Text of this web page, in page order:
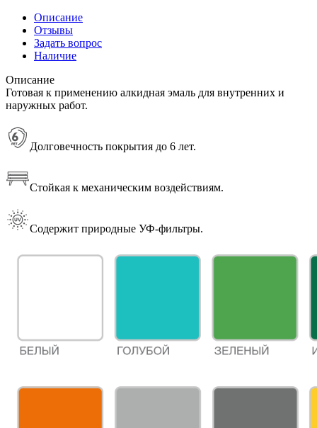
Описание
Отзывы
Задать вопрос
Наличие
Описание
Готовая к применению алкидная эмаль для внутренних и
наружных работ.
Долговечность покрытия до 6 лет.
Стойкая к механическим воздействиям.
Содержит природные УФ-фильтры.